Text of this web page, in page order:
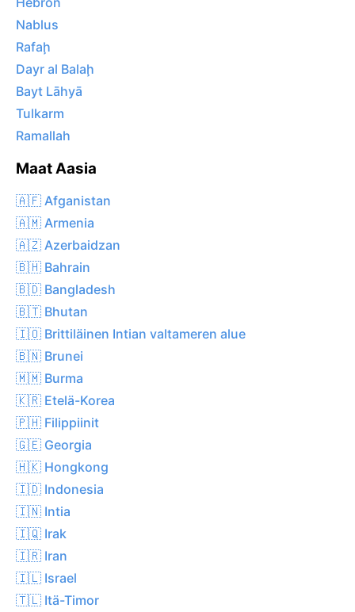
Nablus
Rafaḩ
Dayr al Balaḩ
Bayt Lāhyā
Tulkarm
Ramallah
Maat Aasia
🇦🇫 Afganistan
🇦🇲 Armenia
🇦🇿 Azerbaidzan
🇧🇭 Bahrain
🇧🇩 Bangladesh
🇧🇹 Bhutan
🇮🇴 Brittiläinen Intian valtameren alue
🇧🇳 Brunei
🇲🇲 Burma
🇰🇷 Etelä-Korea
🇵🇭 Filippiinit
🇬🇪 Georgia
🇭🇰 Hongkong
🇮🇩 Indonesia
🇮🇳 Intia
🇮🇶 Irak
🇮🇷 Iran
🇮🇱 Israel
🇹🇱 Itä-Timor